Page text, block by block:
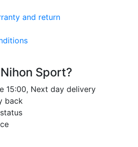
and return
Sport?
15:00, Next day delivery
back